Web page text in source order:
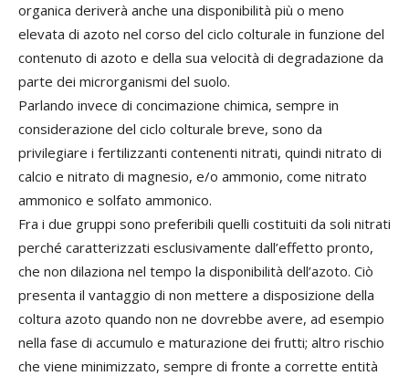
organica deriverà anche una disponibilità più o meno
elevata di azoto nel corso del ciclo colturale in funzione del
contenuto di azoto e della sua velocità di degradazione da
parte dei microrganismi del suolo.
Parlando invece di concimazione chimica, sempre in
considerazione del ciclo colturale breve, sono da
privilegiare i fertilizzanti contenenti nitrati, quindi nitrato di
calcio e nitrato di magnesio, e/o ammonio, come nitrato
ammonico e solfato ammonico.
Fra i due gruppi sono preferibili quelli costituiti da soli nitrati
perché caratterizzati esclusivamente dall’effetto pronto,
che non dilaziona nel tempo la disponibilità dell’azoto. Ciò
presenta il vantaggio di non mettere a disposizione della
coltura azoto quando non ne dovrebbe avere, ad esempio
nella fase di accumulo e maturazione dei frutti; altro rischio
che viene minimizzato, sempre di fronte a corrette entità